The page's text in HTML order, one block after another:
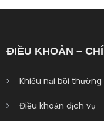
ĐIỀU KHOẢN –
Khiếu nại bồi thường
Điều khoản dịch vụ